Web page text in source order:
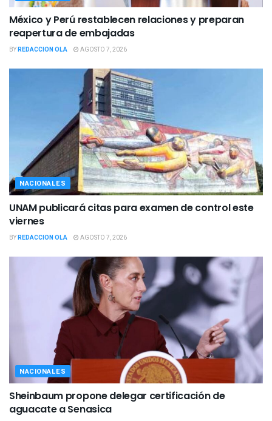
México y Perú restablecen relaciones y preparan
reapertura de embajadas
BYREDACCION OLA AGOSTO 7, 2026
NACIONALES
UNAM publicará citas para examen de control este
viernes
BYREDACCION OLA AGOSTO 7, 2026
NACIONALES
Sheinbaum propone delegar certificación de
aguacate a Senasica